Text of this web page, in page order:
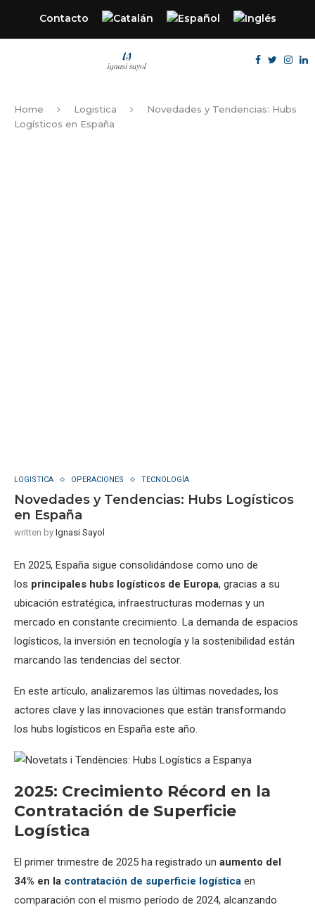
Contacto
Home Logistica
Novedades y Tendencias: Hubs
Logísticos en España
LOGISTICA OPERACIONES TECNOLOGÍA
Novedades y Tendencias: Hubs Logísticos
en España
written by Ignasi Sayol
En 2025, España sigue consolidándose como uno de
los principales hubs logísticos de Europa, gracias a su
ubicación estratégica, infraestructuras modernas y un
mercado en constante crecimiento. La demanda de espacios
logísticos, la inversión en tecnología y la sostenibilidad están
marcando las tendencias del sector.
En este artículo, analizaremos las últimas novedades, los
actores clave y las innovaciones que están transformando
los hubs logísticos en España este año.
2025: Crecimiento Récord en la
Contratación de Superficie
Logística
El primer trimestre de 2025 ha registrado un aumento del
34% en la contratación de superficie logística en
comparación con el mismo período de 2024, alcanzando